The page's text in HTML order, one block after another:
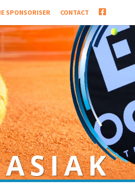
SPONSORISER CONTACT FACEBOOK